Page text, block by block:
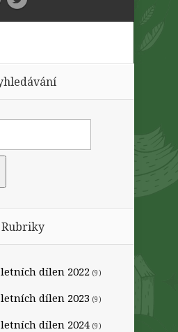
Rubriky
dílen 2022 (9)
dílen 2023 (9)
dílen 2024 (9)